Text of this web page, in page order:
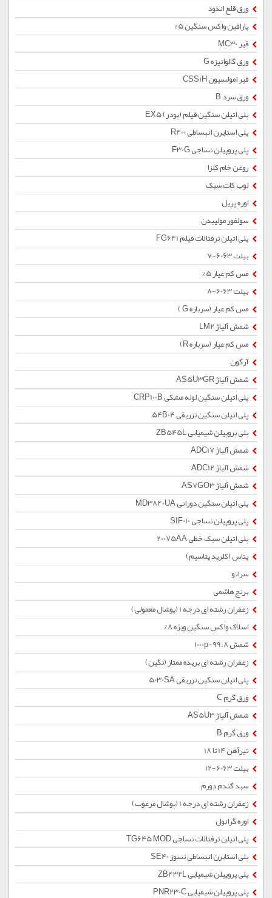
ورق قلع اندود
پارافین واکس سنگین 5%
قیر MC30
ورق گالوانیزه G
قیر امولسیون CSS1H
ورق سرد B
پلی اتیلن سنگین فیلم (پودر) EX5
پلی استایرن انبساطی R400
پلی پروپیلن نساجی F30G
روغن خام کلزا
لوب کات سبک
اوره پریل
سولفور مولیبدن
پلی اتیلن ترفتالات فیلم FG641
بیلت 6063-7
مس کم عیار 5%
بیلت 6063-8
مس کم عیار (سرباره G )
شمش آلیاژ LM2
مس کم عیار (سرباره R)
آرگون
شمش آلیاژ AS5U3GR
پلی اتیلن سنگین لوله مشکی CRP100B
پلی اتیلن سنگین تزریقی 54B04
پلی پروپیلن شیمیایی ZB545L
شمش آلیاژ ADC17
شمش آلیاژ ADC12
شمش آلیاژ AS7GO3
پلی اتیلن سنگین دورانی MD3840UA
پلی پروپیلن نساجی SIF010
پلی اتیلن سبک خطی 20075AA
پتاس (کلرید پتاسیم)
سراتو
برنج هاشمی
زعفران رشته ای درجه 1 (پوشال معمولی)
اسلاک واکس سنگین ویژه 8%
شمش 1000p-99.8
زعفران رشته ای بریده ممتاز (نگین)
پلی اتیلن سنگین تزریقی 5030SA
ورق گرم C
شمش آلیاژ AS5U3
ورق گرم B
تیرآهن 14 تا 18
بیلت 6063-12
سبد گندم دورم
زعفران رشته ای درجه 1 (پوشال مرغوب)
اوره گرانول
پلی اتیلن ترفتالات نساجی TG645 MOD
پلی استایرن انبساطی نسوز SE40
پلی پروپیلن شیمیایی ZB432L
پلی پروپیلن شیمیایی PNR230C